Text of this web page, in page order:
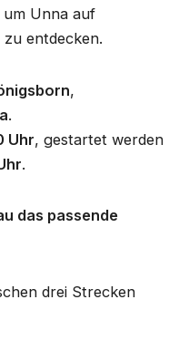
Unna auf
entdecken.
,
.
Uhr, gestartet werden
.
das passende
drei Strecken